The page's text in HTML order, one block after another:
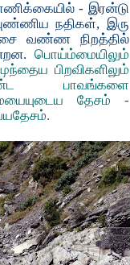
- இரன்டு
நதிகள், இரு
வண்ண நிறத்தில்
பொய்ம்மையிலும்
பிறவிகளிலும்
பாவங்களை
தேசம் -